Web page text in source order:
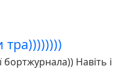
бортжурнала)) Навіть і